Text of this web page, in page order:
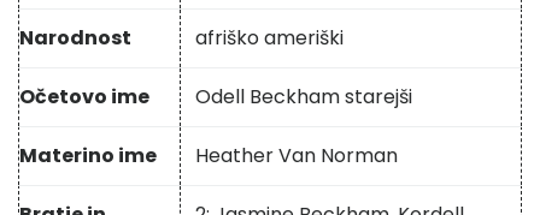
Narodnost afriško ameriški
Očetovo ime Odell Beckham starejši
Materino ime Heather Van Norman